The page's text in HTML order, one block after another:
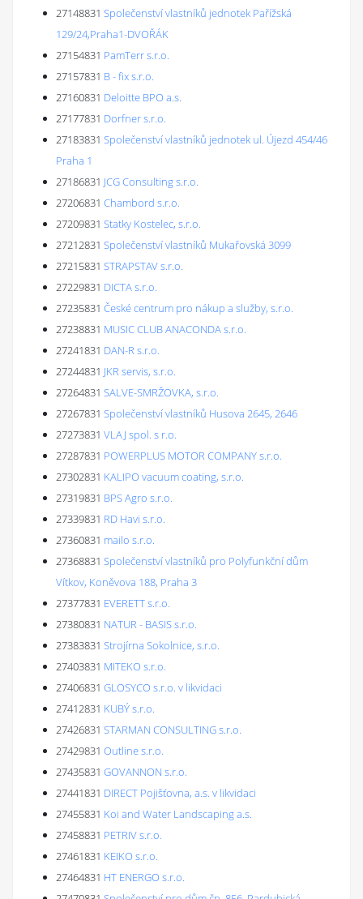
27148831 Společenství vlastníků jednotek Pařížská
129/24,Praha1-DVOŘÁK
27154831 PamTerr s.r.o.
27157831 B - fix s.r.o.
27160831 Deloitte BPO a.s.
27177831 Dorfner s.r.o.
27183831 Společenství vlastníků jednotek ul. Újezd 454/46
Praha 1
27186831 JCG Consulting s.r.o.
27206831 Chambord s.r.o.
27209831 Statky Kostelec, s.r.o.
27212831 Společenství vlastníků Mukařovská 3099
27215831 STRAPSTAV s.r.o.
27229831 DICTA s.r.o.
27235831 České centrum pro nákup a služby, s.r.o.
27238831 MUSIC CLUB ANACONDA s.r.o.
27241831 DAN-R s.r.o.
27244831 JKR servis, s.r.o.
27264831 SALVE-SMRŽOVKA, s.r.o.
27267831 Společenství vlastníků Husova 2645, 2646
27273831 VLAJ spol. s r.o.
27287831 POWERPLUS MOTOR COMPANY s.r.o.
27302831 KALIPO vacuum coating, s.r.o.
27319831 BPS Agro s.r.o.
27339831 RD Havi s.r.o.
27360831 mailo s.r.o.
27368831 Společenství vlastníků pro Polyfunkční dům
Vítkov, Koněvova 188, Praha 3
27377831 EVERETT s.r.o.
27380831 NATUR - BASIS s.r.o.
27383831 Strojírna Sokolnice, s.r.o.
27403831 MITEKO s.r.o.
27406831 GLOSYCO s.r.o. v likvidaci
27412831 KUBÝ s.r.o.
27426831 STARMAN CONSULTING s.r.o.
27429831 Outline s.r.o.
27435831 GOVANNON s.r.o.
27441831 DIRECT Pojišťovna, a.s. v likvidaci
27455831 Koi and Water Landscaping a.s.
27458831 PETRIV s.r.o.
27461831 KEIKO s.r.o.
27464831 HT ENERGO s.r.o.